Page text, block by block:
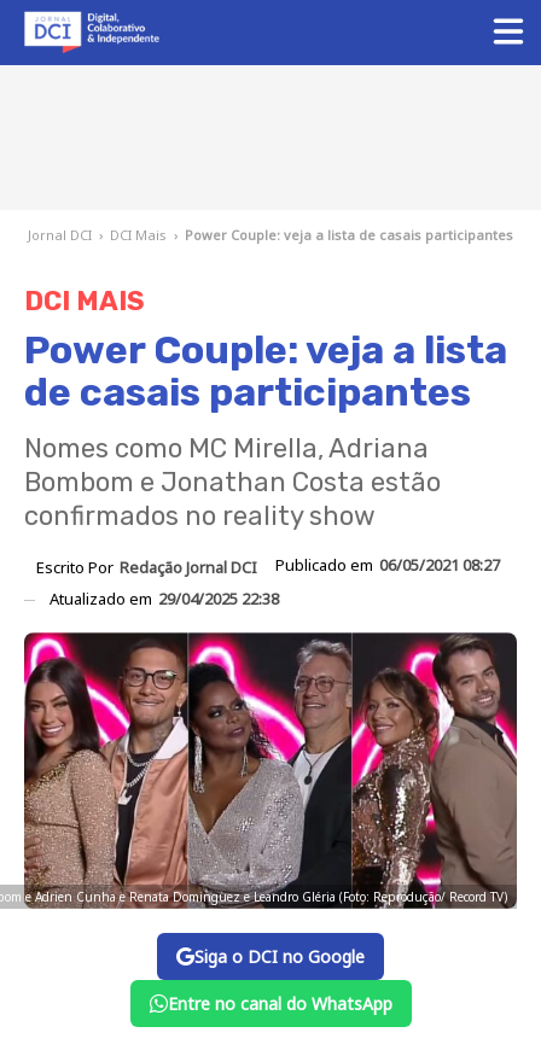
Jornal DCI › DCI Mais › Power Couple: veja a lista de casais participantes
DCI MAIS
Power Couple: veja a lista
de casais participantes
Nomes como MC Mirella, Adriana
Bombom e Jonathan Costa estão
confirmados no reality show
Escrito Por Redação Jornal DCI Publicado em 06/05/2021 08:27
Atualizado em 29/04/2025 22:38
e Adrien Cunha e Renata Dominguez e Leandro Gléria (Foto: Reprodução/ Record TV)
Siga o DCI no Google
Entre no canal do WhatsApp